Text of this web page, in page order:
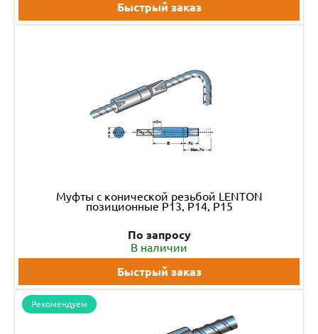
Быстрый заказ
Муфты с конической резьбой LENTON
позиционные P13, P14, P15
По запросу
В наличии
Быстрый заказ
Рекомендуем